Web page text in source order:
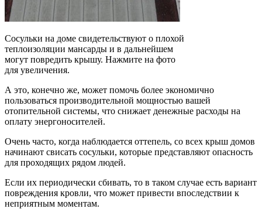
Сосульки на доме свидетельствуют о плохой
теплоизоляции мансарды и в дальнейшем
могут повредить крышу. Нажмите на фото
для увеличения.
А это, конечно же, может помочь более экономично
пользоваться производительной мощностью вашей
отопительной системы, что снижает денежные расходы на
оплату энергоносителей.
Очень часто, когда наблюдается оттепель, со всех крыш домов
начинают свисать сосульки, которые представляют опасность
для проходящих рядом людей.
Если их периодически сбивать, то в таком случае есть вариант
повреждения кровли, что может привести впоследствии к
неприятным моментам.